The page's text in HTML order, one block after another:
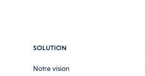
SOLUTION
Notre vision